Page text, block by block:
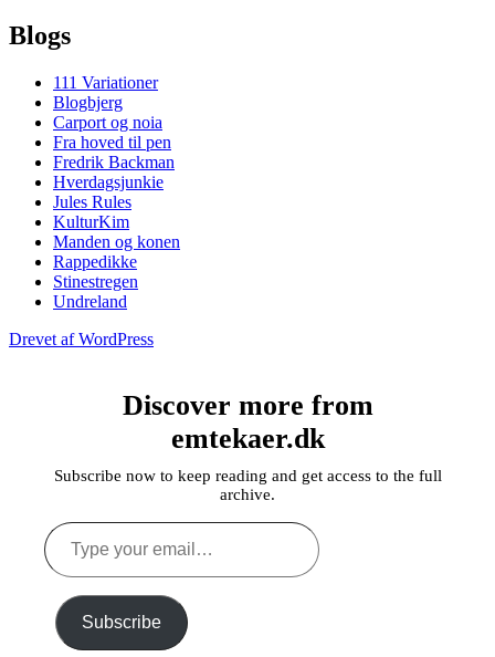
Blogs
111 Variationer
Blogbjerg
Carport og noia
Fra hoved til pen
Fredrik Backman
Hverdagsjunkie
Jules Rules
KulturKim
Manden og konen
Rappedikke
Stinestregen
Undreland
Drevet af WordPress
Discover more from
emtekaer.dk
Subscribe now to keep reading and get access to the full
archive.
Type
your
email…
Subscribe